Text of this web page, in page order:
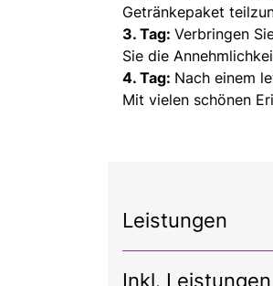
Getränkepaket
3. Tag: Verbringen
Sie die
4. Tag: Nach einem
Mit vielen schönen
Leistungen
Inkl. Leistungen